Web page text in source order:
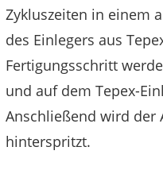
Zykluszeiten in einem
des Einlegers aus
Fertigungsschritt
und auf dem Tepex-
Anschließend wird der
hinterspritzt.